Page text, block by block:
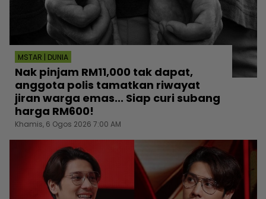
MSTAR | DUNIA
Nak pinjam RM11,000 tak dapat,
anggota polis tamatkan riwayat
jiran warga emas... Siap curi subang
harga RM600!
Khamis, 6 Ogos 2026 7:00 AM